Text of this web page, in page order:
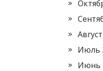
Июль
Июнь